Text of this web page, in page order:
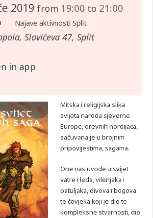
2019 from 19:00 to 21:00
Najave aktivnosti Split
Slavićeva 47, Split
in app
Mitska i religijska slika
svijeta naroda sjeverne
Europe, drevnih nordijaca,
sačuvana je u brojnim
pripovijestima, sagama.
One nas uvode u svijet
vatre i leda, vilenjaka i
patuljaka, divova i bogova
te čovjeka koji je dio te
kompleksne stvarnosti, dio